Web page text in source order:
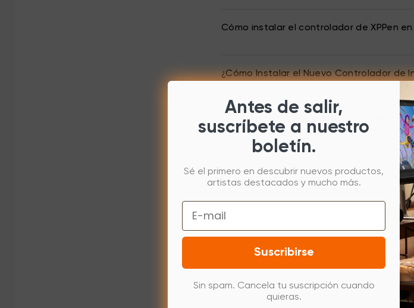
Cómo instalar el controlador de XPPen
¿Cómo Instalar el Nuevo Controlador de
¿Cómo instalar el controlador XPPen en
Cómo usar la presión del lápiz Photoshop
Cómo firmar un documento PDF con
¿Cómo configurar las teclas express en
¿Cómo firmar / escribir a mano y usar la
Antes de salir,
suscríbete a nuestro
boletín.
Sé el primero en descubrir nuevos productos,
artistas destacados y mucho más.
Email
Suscribirse
Sin spam. Cancela tu suscripción cuando
quieras.